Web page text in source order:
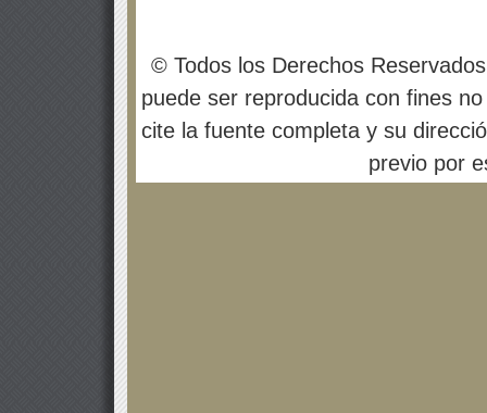
© Todos los Derechos
puede ser reproducida con fines
cite la fuente completa y su
previo por